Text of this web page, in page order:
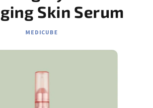
Skin Serum
MEDICUBE